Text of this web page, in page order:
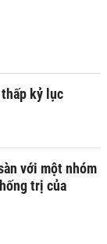
kỷ lục
với một nhóm
trị của